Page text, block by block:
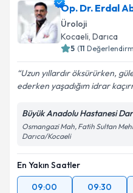
Op. Dr. Erdal
Üroloji
Kocaeli, Darıca
5 (11
Uzun yıllardır öksürürken,
ederken yaşadığım idrar
Büyük Anadolu Hastanesi
Osmangazi Mah, Fatih Sultan
Darıca/Kocaeli
En Yakın Saatler
09:00
09:30